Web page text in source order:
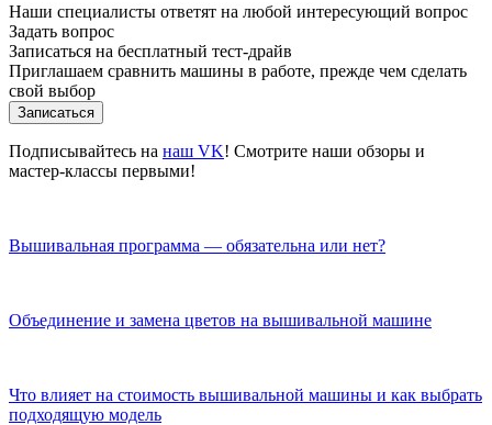
Наши специалисты ответят на любой интересующий вопрос
Задать вопрос
Записаться на бесплатный тест-драйв
Приглашаем сравнить машины в работе, прежде чем сделать
свой выбор
Записаться
Подписывайтесь на наш VK! Смотрите наши обзоры и
мастер-классы первыми!
Вышивальная программа — обязательна или нет?
Объединение и замена цветов на вышивальной машине
Что влияет на стоимость вышивальной машины и как выбрать
подходящую модель